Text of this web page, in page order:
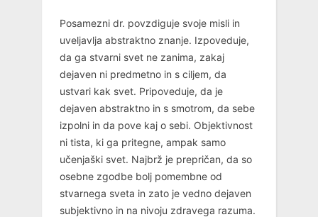
Posamezni dr. povzdiguje svoje misli in
uveljavlja abstraktno znanje. Izpoveduje,
da ga stvarni svet ne zanima, zakaj
dejaven ni predmetno in s ciljem, da
ustvari kak svet. Pripoveduje, da je
dejaven abstraktno in s smotrom, da sebe
izpolni in da pove kaj o sebi. Objektivnost
ni tista, ki ga pritegne, ampak samo
učenjaški svet. Najbrž je prepričan, da so
osebne zgodbe bolj pomembne od
stvarnega sveta in zato je vedno dejaven
subjektivno in na nivoju zdravega razuma.